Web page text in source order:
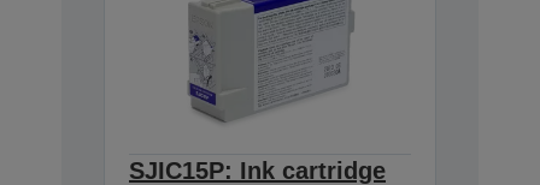
SJIC15P: Ink cartridge